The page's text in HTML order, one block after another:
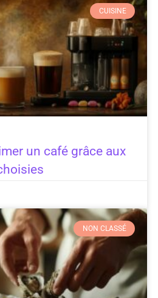
CUISINE
un café grâce aux
NON CLASSÉ